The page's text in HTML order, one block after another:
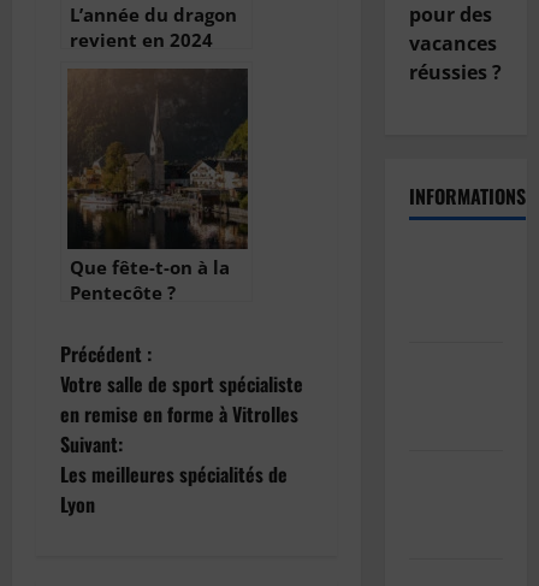
L’année du dragon
revient en 2024
Que fête-t-on à la
Pentecôte ?
N
a
v
i
Précédent :
Votre salle de sport spécialiste
en remise en forme à Vitrolles
Suivant:
Les meilleures spécialités de
Lyon
pour des
vacances
réussies ?
INFORMATIONS